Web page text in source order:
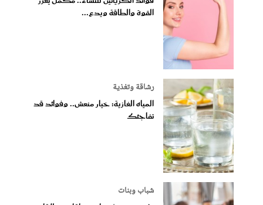
القوة والطاقة ويدع...
رشاقة وتغذية
المياه الغازية: خيار منعش.. وفوائد قد
تفاجئك
شباب وبنات